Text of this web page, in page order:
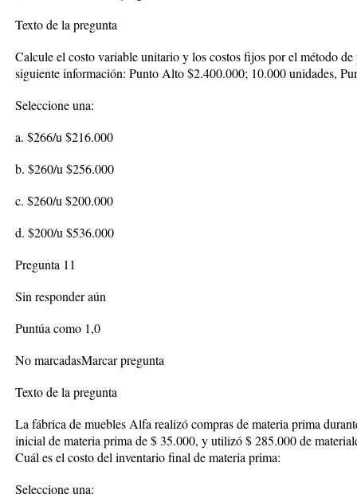
Texto de la pregunta
Calcule el costo variable unitario y los costos fijos por el método
siguiente información: Punto Alto $2.400.000; 10.000 unidades,
Seleccione una:
a. $266/u $216.000
b. $260/u $256.000
c. $260/u $200.000
d. $200/u $536.000
Pregunta 11
Sin responder aún
Puntúa como 1,0
No marcadasMarcar pregunta
Texto de la pregunta
La fábrica de muebles Alfa realizó compras de materia prima
inicial de materia prima de $ 35.000, y utilizó $ 285.000 de
Cuál es el costo del inventario final de materia prima:
Seleccione una: